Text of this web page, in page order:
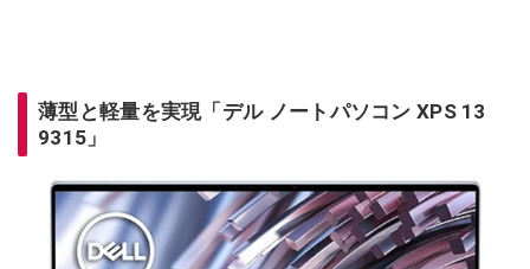
薄型と軽量を実現「デル ノートパソコン XPS 13
9315」